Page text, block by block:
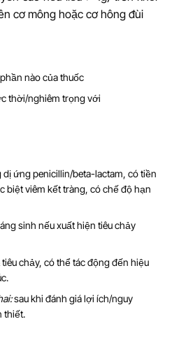
cơ mông hoặc cơ hông đùi
nào của thuốc
thời/nghiêm trọng với
ứng penicillin/beta-lactam, có tiền
biệt viêm kết tràng, có chế độ hạn
sinh nếu xuất hiện tiêu chảy
chảy, có thể tác động đến hiệu
sau khi đánh giá lợi ích/nguy
thiết.